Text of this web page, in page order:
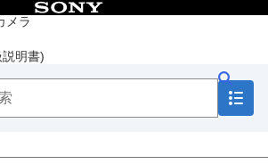
メラ
明書)
目次